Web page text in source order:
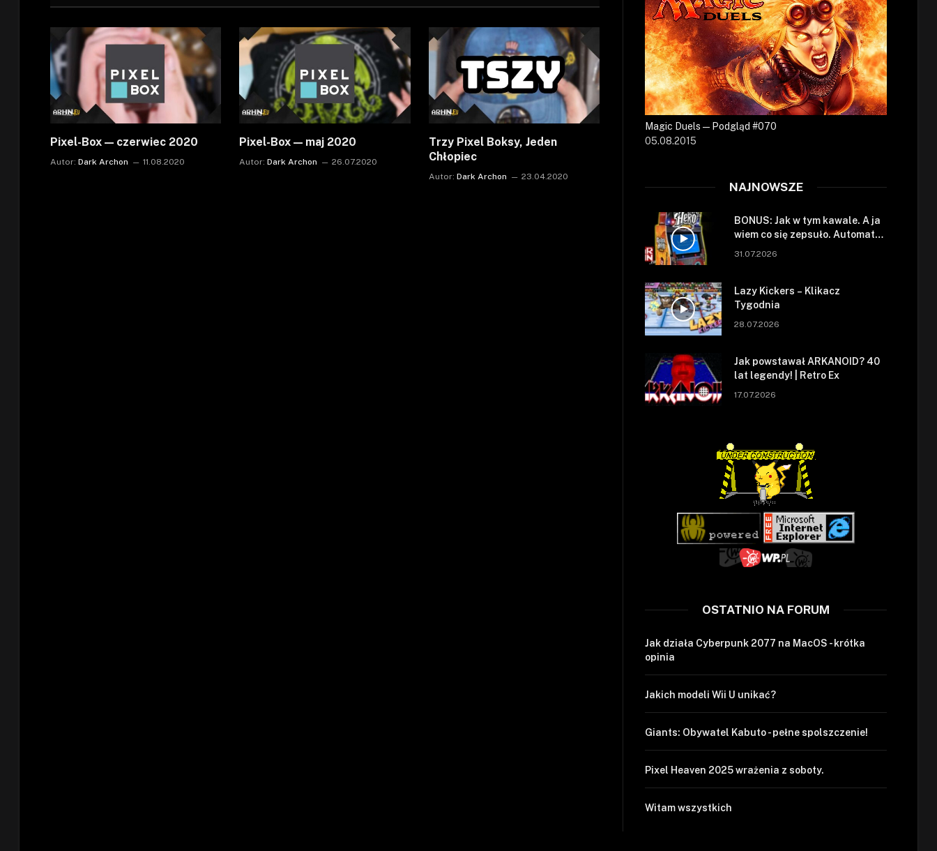
Pixel-Box — czerwiec 2020
Autor: Dark Archon 11.08.2020
Pixel-Box — maj 2020
Autor: Dark Archon 26.07.2020
Trzy Pixel Boksy, Jeden
Chłopiec
Autor: Dark Archon 23.04.2020
Magic Duels — Podgląd #070
05.08.2015
NAJNOWSZE
BONUS: Jak w tym kawale. A ja
wiem co się zepsuło. Automat
się zepsuł.
31.07.2026
Lazy Kickers – Klikacz
Tygodnia
28.07.2026
Jak powstawał ARKANOID? 40
lat legendy! | Retro Ex
17.07.2026
OSTATNIO NA FORUM
Jak działa Cyberpunk 2077 na MacOS - krótka
opinia
Jakich modeli Wii U unikać?
Giants: Obywatel Kabuto - pełne spolszczenie!
Pixel Heaven 2025 wrażenia z soboty.
Witam wszystkich